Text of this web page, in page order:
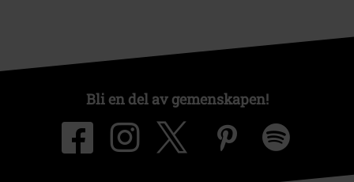
Bli en del av gemenskapen!